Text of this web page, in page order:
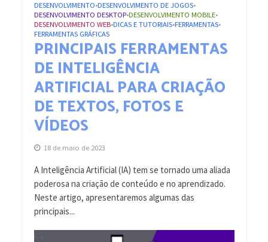
DESENVOLVIMENTO•DESENVOLVIMENTO DE JOGOS•
DESENVOLVIMENTO DESKTOP•DESENVOLVIMENTO MOBILE•
DESENVOLVIMENTO WEB•DICAS E TUTORIAIS•FERRAMENTAS•
FERRAMENTAS GRÁFICAS
PRINCIPAIS FERRAMENTAS
DE INTELIGÊNCIA
ARTIFICIAL PARA CRIAÇÃO
DE TEXTOS, FOTOS E
VÍDEOS
18 de maio de 2023
A Inteligência Artificial (IA) tem se tornado uma aliada
poderosa na criação de conteúdo e no aprendizado.
Neste artigo, apresentaremos algumas das
principais...